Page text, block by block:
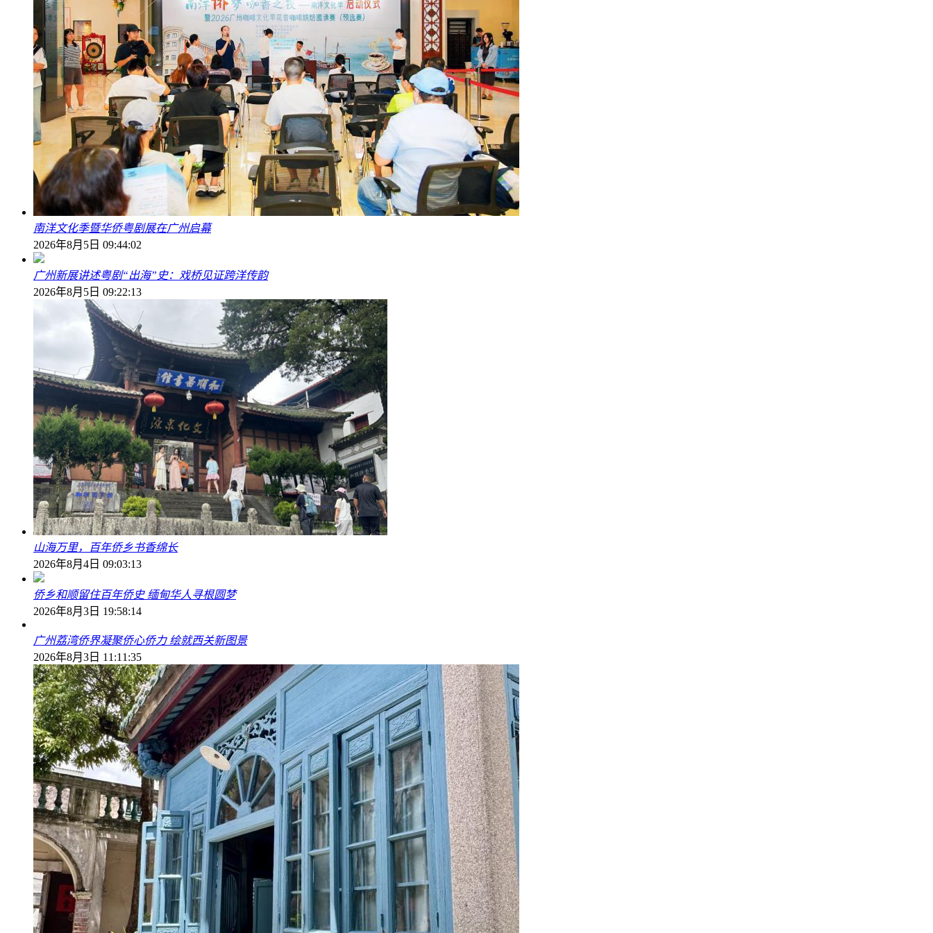
南洋文化季暨华侨粤剧展在广州启幕
2026年8月5日 09:44:02
广州新展讲述粤剧“出海”史：戏桥见证跨洋传韵
2026年8月5日 09:22:13
山海万里，百年侨乡书香绵长
2026年8月4日 09:03:13
侨乡和顺留住百年侨史 缅甸华人寻根圆梦
2026年8月3日 19:58:14
广州荔湾侨界凝聚侨心侨力 绘就西关新图景
2026年8月3日 11:11:35